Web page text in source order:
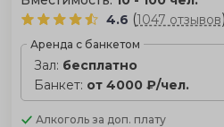
4.6 (1047 отзывов)
Аренда с банкетом
Зал: бесплатно
Банкет: от 4000 ₽/чел.
Алкоголь за доп. плату